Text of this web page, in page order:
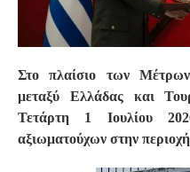
Στο πλαίσιο των
μεταξύ Ελλάδας και
Τετάρτη 1 Ιουλίου
αξιωματούχων στην